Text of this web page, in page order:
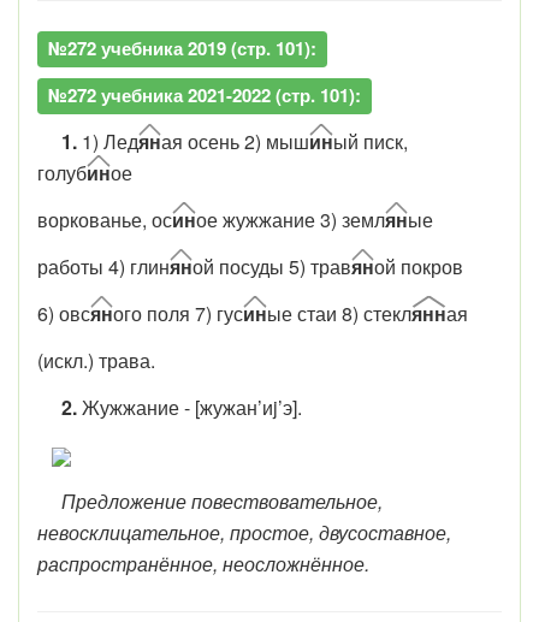
№272 учебника 2019 (стр. 101):
№272 учебника 2021-2022 (стр. 101):
1. 1) Ледяная осень 2) мышиный писк,
голубиное
воркованье, осиное жужжание 3) земляные
работы 4) глиняной посуды 5) травяной покров
6) овсяного поля 7) гусиные стаи 8) стеклянная
(искл.) трава.
2.Жужжание - [жужан’иj’э].
Предложение повествовательное,
невосклицательное, простое, двусоставное,
распространённое, неосложнённое.